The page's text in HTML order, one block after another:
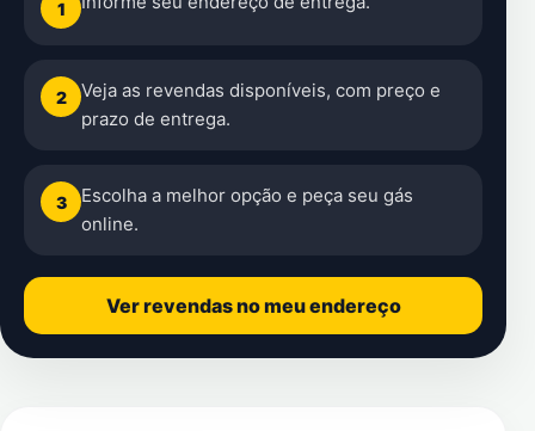
1
2
Veja as revendas disponíveis, com preço e
prazo de entrega.
3
Escolha a melhor opção e peça seu gás
online.
Ver revendas no meu endereço